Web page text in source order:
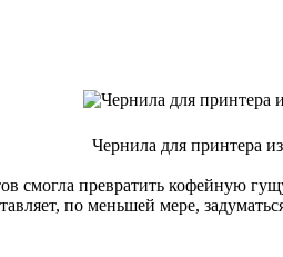
Чернила для принтера
смогла превратить кофейную
по меньшей мере,